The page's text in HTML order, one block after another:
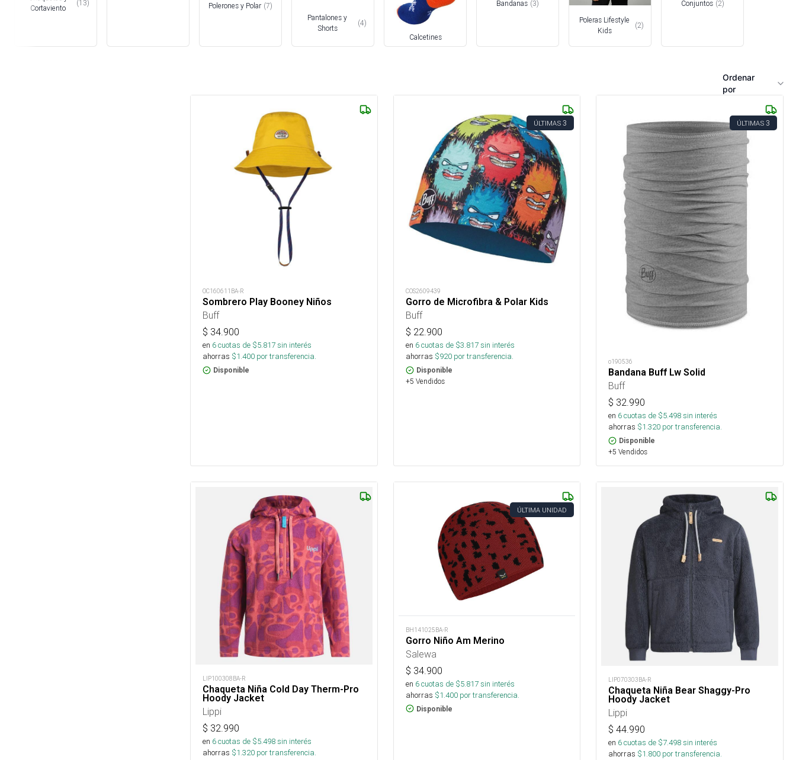
Cortaviento
(13)
Polerones y Polar (7)
Pantalones y
Shorts
(4)
Calcetines
Bandanas (3)
Poleras Lifestyle
Kids
(2)
Conjuntos (2)
Ordenar
por
OC160611BA-R
Sombrero Play Booney Niños
Buff
$ 34.900
en 6cuotas de $5.817sin interés
ahorras $1.400 por transferencia.
Disponible
ÚLTIMAS 3
COS2609439
Gorro de Microfibra & Polar Kids
Buff
$ 22.900
en 6cuotas de $3.817sin interés
ahorras $920por transferencia.
Disponible
+5 Vendidos
ÚLTIMAS 3
o190536
Bandana Buff Lw Solid
Buff
$ 32.990
en 6cuotas de $5.498sin interés
ahorras $1.320 por transferencia.
Disponible
+5 Vendidos
LIP100308BA-R
Chaqueta Niña Cold Day Therm-Pro
Hoody Jacket
Lippi
$ 32.990
en 6cuotas de $5.498sin interés
ahorras $1.320 por transferencia.
ÚLTIMA UNIDAD
BH141025BA-R
Gorro Niño Am Merino
Salewa
$ 34.900
en 6cuotas de $5.817sin interés
ahorras $1.400por transferencia.
Disponible
LIP070303BA-R
Chaqueta Niña Bear Shaggy-Pro
Hoody Jacket
Lippi
$44.990
en 6cuotas de $7.498sin interés
ahorras $1.800 por transferencia.